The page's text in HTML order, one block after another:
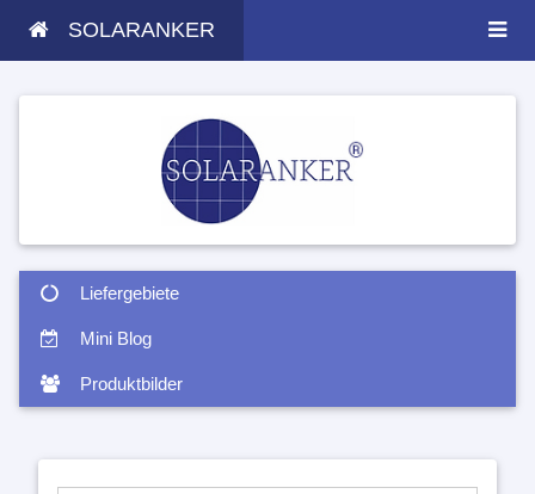
SOLARANKER
Liefergebiete
Mini Blog
Produktbilder